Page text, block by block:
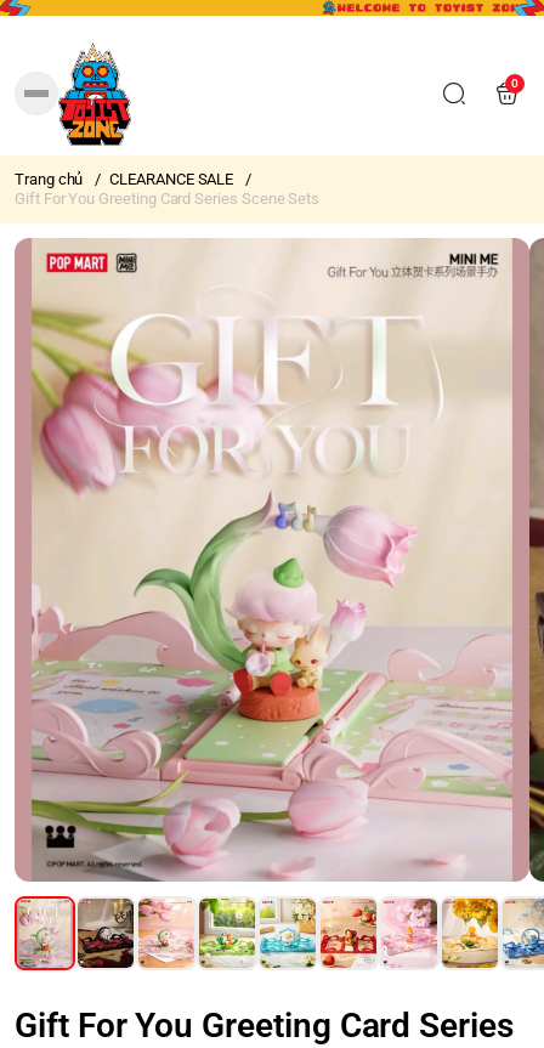
0
Trang chủ / CLEARANCE SALE
/
Gift For You Greeting Card Series Scene Sets
Gift For You Greeting Card Series